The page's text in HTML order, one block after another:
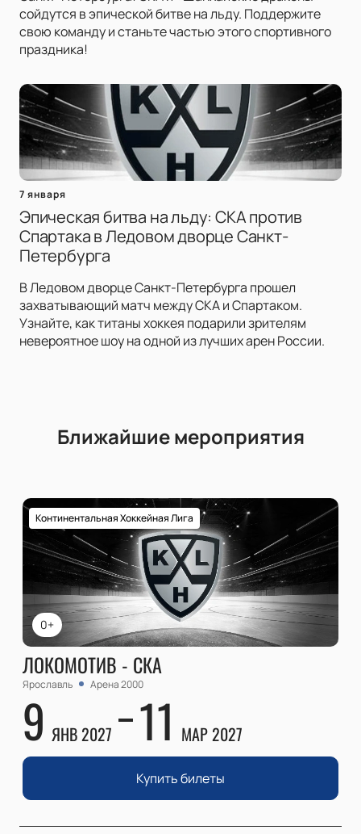
сойдутся в эпической битве на льду. Поддержите
свою команду и станьте частью этого спортивного
праздника!
7 января
Эпическая битва на льду: СКА против
Спартака в Ледовом дворце Санкт-
Петербурга
В Ледовом дворце Санкт-Петербурга прошел
захватывающий матч между СКА и Спартаком.
Узнайте, как титаны хоккея подарили зрителям
невероятное шоу на одной из лучших арен России.
Ближайшие мероприятия
0+
Континентальная Хоккейная Лига
ЛОКОМОТИВ - СКА
Ярославль Арена 2000
9 ЯНВ 2027 11 МАР 2027
Купить билеты